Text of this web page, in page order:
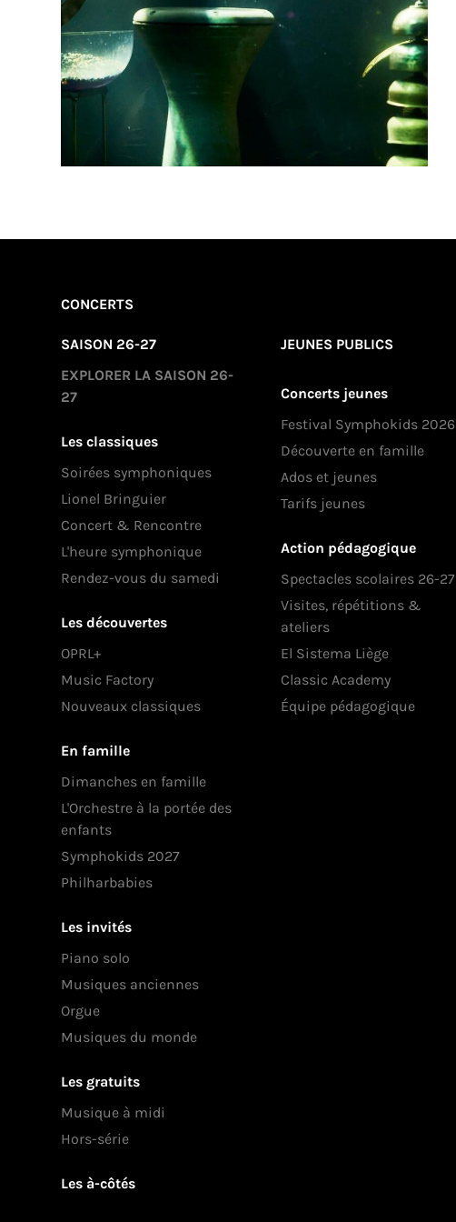
CONCERTS
SAISON 26-27
EXPLORER LA SAISON 26-
27
Les classiques
Soirées symphoniques
Lionel Bringuier
Concert & Rencontre
L'heure symphonique
Rendez-vous du samedi
Les découvertes
OPRL+
Music Factory
Nouveaux classiques
En famille
Dimanches en famille
L'Orchestre à la portée des
enfants
Symphokids 2027
Philharbabies
Les invités
Piano solo
Musiques anciennes
Orgue
Musiques du monde
Les gratuits
Musique à midi
Hors-série
Les à-côtés
JEUNES PUBLICS
Concerts jeunes
Festival Symphokids 2026
Découverte en famille
Ados et jeunes
Tarifs jeunes
Action pédagogique
Spectacles scolaires 26-27
Visites, répétitions &
ateliers
El Sistema Liège
Classic Academy
Équipe pédagogique